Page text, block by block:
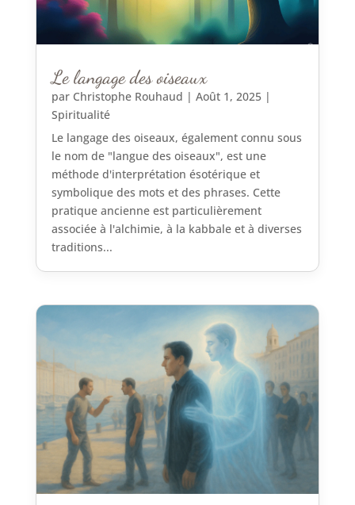
Le langage des oiseaux
par Christophe Rouhaud | Août 1, 2025|
Spiritualité
Le langage des oiseaux, également connu sous
le nom de "langue des oiseaux", est une
méthode d'interprétation ésotérique et
symbolique des mots et des phrases. Cette
pratique ancienne est particulièrement
associée à l'alchimie, à la kabbale et à diverses
traditions...